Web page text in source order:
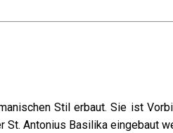
Stil erbaut. Sie ist
Antonius Basilika eingebaut